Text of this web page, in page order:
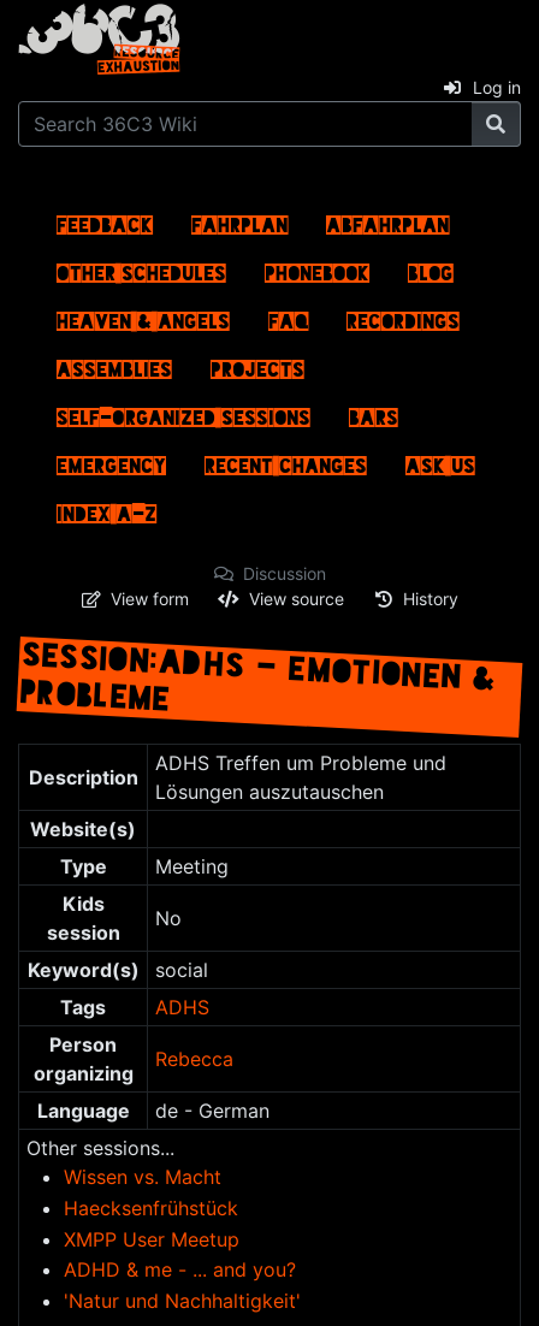
Log in
Feedback Fahrplan
ABFahrplan
Other schedules
Phonebook
Blog
Heaven & Angels
FAQ
Recordings
Assemblies
Projects
Self-Organized Sessions
Bars
Emergency
Recent changes
Ask us
Index A–Z
Discussion
View form
View source History
SESSION:ADHS - EMOTIONEN &
PROBLEME
navigation,search
Description
ADHS Treffen um Probleme und
Lösungen auszutauschen
Website(s)
Type
Meeting
Kids
session
No
Keyword(s)
social
Tags
ADHS
Person
organizing
Rebecca
Language
de - German
Other sessions...
Wissen vs. Macht
Haecksenfrühstück
XMPP User Meetup
ADHD & me - ... and you?
'Natur und Nachhaltigkeit'